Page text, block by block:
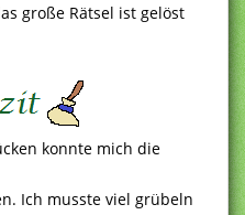
große Rätsel ist gelöst
konnte mich die
Ich musste viel grübeln